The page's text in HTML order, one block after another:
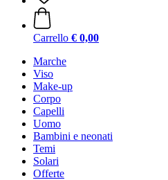
Carrello € 0,00
Marche
Viso
Make-up
Corpo
Capelli
Uomo
Bambini e neonati
Temi
Solari
Offerte